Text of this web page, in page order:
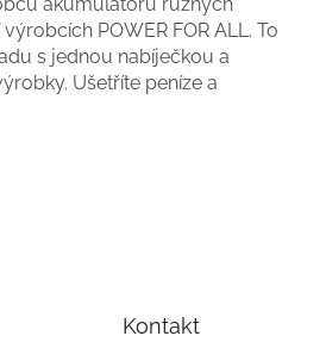
POWER FOR ALL. To
s jednou nabíječkou a
Ušetříte peníze a
Kontakt